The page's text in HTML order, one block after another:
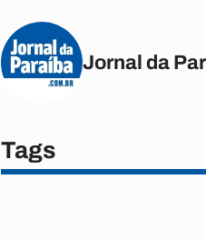
Jornal da
Tags